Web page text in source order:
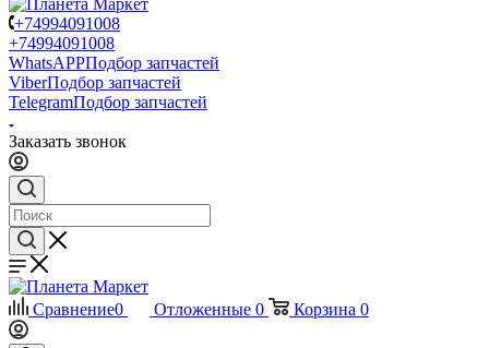
+74994091008
+74994091008
WhatsAPPПодбор запчастей
ViberПодбор запчастей
TelegramПодбор запчастей
Заказать звонок
Сравнение0 Отложенные 0 Корзина 0